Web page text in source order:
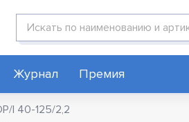
Поиск по каталогу
Журнал Премия
I 40-125/2,2